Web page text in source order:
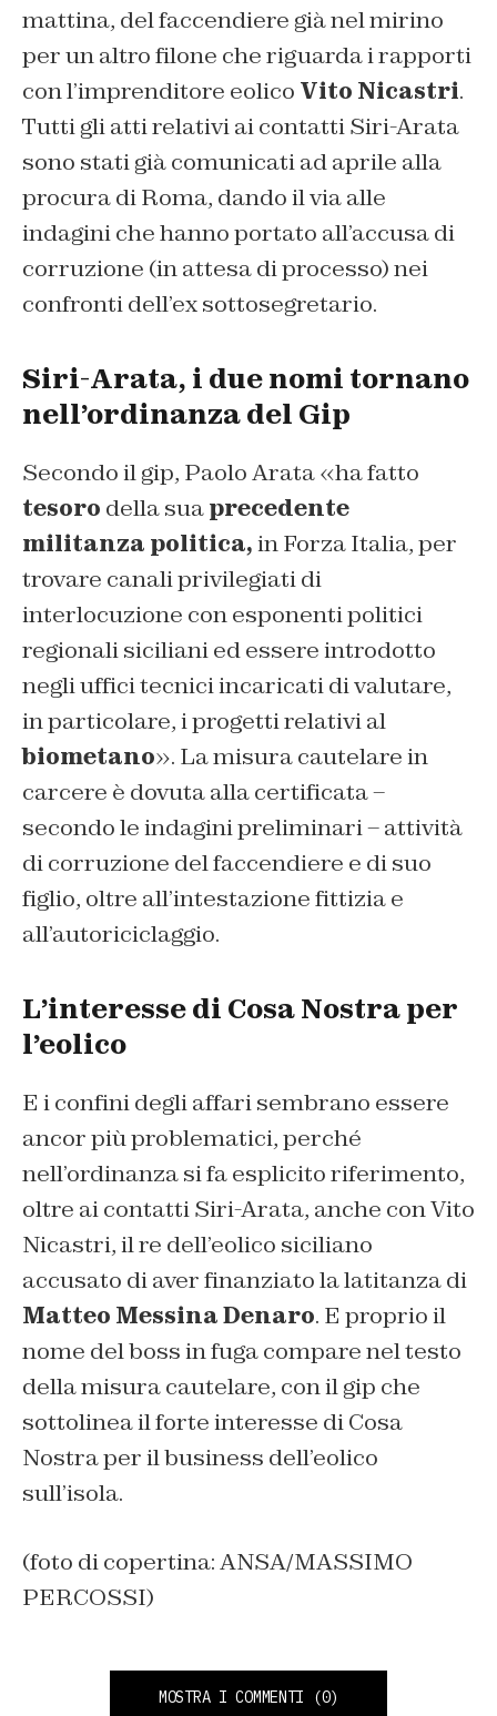
mattina, del faccendiere già nel mirino
per un altro filone che riguarda i rapporti
con l’imprenditore eolico Vito Nicastri.
Tutti gli atti relativi ai contatti Siri-Arata
sono stati già comunicati ad aprile alla
procura di Roma, dando il via alle
indagini che hanno portato all’accusa di
corruzione (in attesa di processo) nei
confronti dell’ex sottosegretario.
Siri-Arata, i due nomi tornano
nell’ordinanza del Gip
Secondo il gip, Paolo Arata «ha fatto
tesoro della suaprecedente
militanza politica,in Forza Italia, per
trovare canali privilegiati di
interlocuzione con esponenti politici
regionali siciliani ed essere introdotto
negli uffici tecnici incaricati di valutare,
in particolare, i progetti relativi al
biometano». La misura cautelare in
carcere è dovuta alla certificata –
secondo le indagini preliminari – attività
di corruzione del faccendiere e di suo
figlio, oltre all’intestazione fittizia e
all’autoriciclaggio.
L’interesse di Cosa Nostra per
l’eolico
E i confini degli affari sembrano essere
ancor più problematici, perché
nell’ordinanza si fa esplicito riferimento,
oltre ai contatti Siri-Arata, anche con Vito
Nicastri, il re dell’eolico siciliano
accusato di aver finanziato la latitanza di
Matteo Messina Denaro. E proprio il
nome del boss in fuga compare nel testo
della misura cautelare, con il gip che
sottolinea il forte interesse di Cosa
Nostra per il business dell’eolico
sull’isola.
(foto di copertina: ANSA/MASSIMO
PERCOSSI)
MOSTRA I COMMENTI (0)